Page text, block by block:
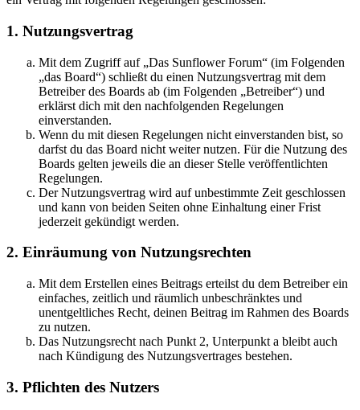
1. Nutzungsvertrag
Mit dem Zugriff auf „Das Sunflower Forum“ (im Folgenden
„das Board“) schließt du einen Nutzungsvertrag mit dem
Betreiber des Boards ab (im Folgenden „Betreiber“) und
erklärst dich mit den nachfolgenden Regelungen
einverstanden.
Wenn du mit diesen Regelungen nicht einverstanden bist, so
darfst du das Board nicht weiter nutzen. Für die Nutzung des
Boards gelten jeweils die an dieser Stelle veröffentlichten
Regelungen.
Der Nutzungsvertrag wird auf unbestimmte Zeit geschlossen
und kann von beiden Seiten ohne Einhaltung einer Frist
jederzeit gekündigt werden.
2. Einräumung von Nutzungsrechten
Mit dem Erstellen eines Beitrags erteilst du dem Betreiber ein
einfaches, zeitlich und räumlich unbeschränktes und
unentgeltliches Recht, deinen Beitrag im Rahmen des Boards
zu nutzen.
Das Nutzungsrecht nach Punkt 2, Unterpunkt a bleibt auch
nach Kündigung des Nutzungsvertrages bestehen.
3. Pflichten des Nutzers